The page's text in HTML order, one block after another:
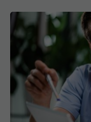
CNAS propune
schimbă pentru
30 iul 2026, 19:45